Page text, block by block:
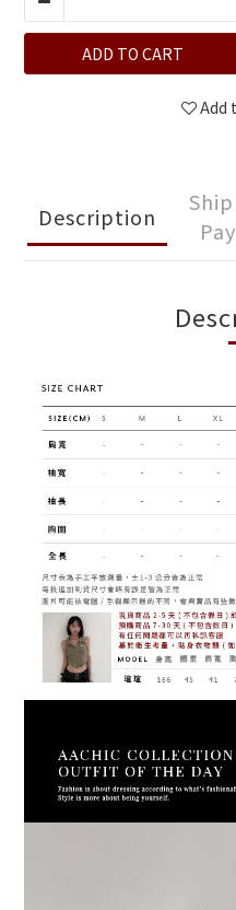
ADD TO CART
Add
Description